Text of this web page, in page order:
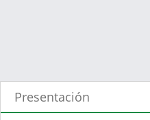
Presentación